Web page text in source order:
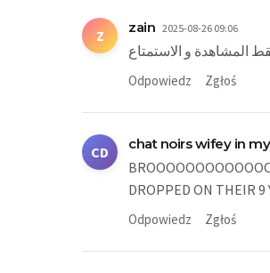
Z zain 2025-08-26 09:06
المشاهدة و الاستمتاع
Odpowiedz Zgłoś
CD chat noirs wifey in
DROPPED ON THEIR 9
Odpowiedz Zgłoś